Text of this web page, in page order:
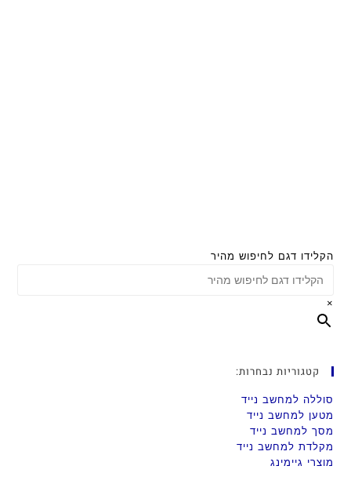
הקלידו דגם לחיפוש מהיר
×
קטגוריות נבחרות:
סוללה למחשב נייד
מטען למחשב נייד
מסך למחשב נייד
מקלדת למחשב נייד
מוצרי גיימינג